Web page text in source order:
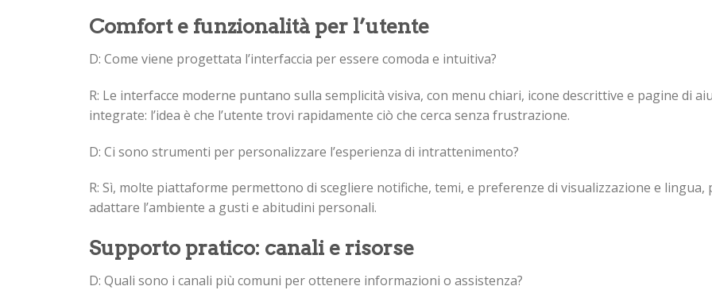
Comfort e funzionalità per l’utente
D: Come viene progettata l’interfaccia per essere comoda e intuitiva?
R: Le interfacce moderne puntano sulla semplicità visiva, con menu chiari, icone descrittive e pagine di
integrate: l’idea è che l’utente trovi rapidamente ciò che cerca senza frustrazione.
D: Ci sono strumenti per personalizzare l’esperienza di intrattenimento?
R: Sì, molte piattaforme permettono di scegliere notifiche, temi, e preferenze di visualizzazione e lingua,
adattare l’ambiente a gusti e abitudini personali.
Supporto pratico: canali e risorse
D: Quali sono i canali più comuni per ottenere informazioni o assistenza?